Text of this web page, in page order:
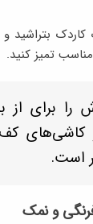
کاردک
تمیز کنید.
برای از
کاشی‌های
است.
و نمک